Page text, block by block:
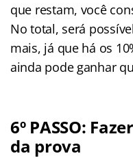
que restam, você
No total, será
mais, já que há os
ainda pode ganhar
6º PASSO:
da prova